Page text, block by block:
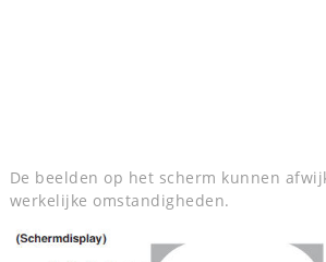
De beelden op het scherm kunnen
werkelijke omstandigheden.